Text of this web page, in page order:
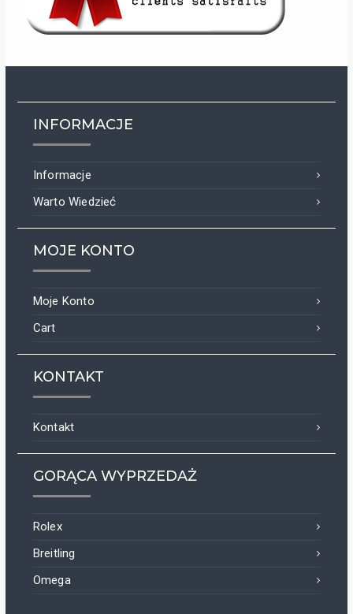
INFORMACJE
Informacje
Warto Wiedzieć
MOJE KONTO
Moje Konto
Cart
KONTAKT
Kontakt
GORĄCA WYPRZEDAŻ
Rolex
Breitling
Omega